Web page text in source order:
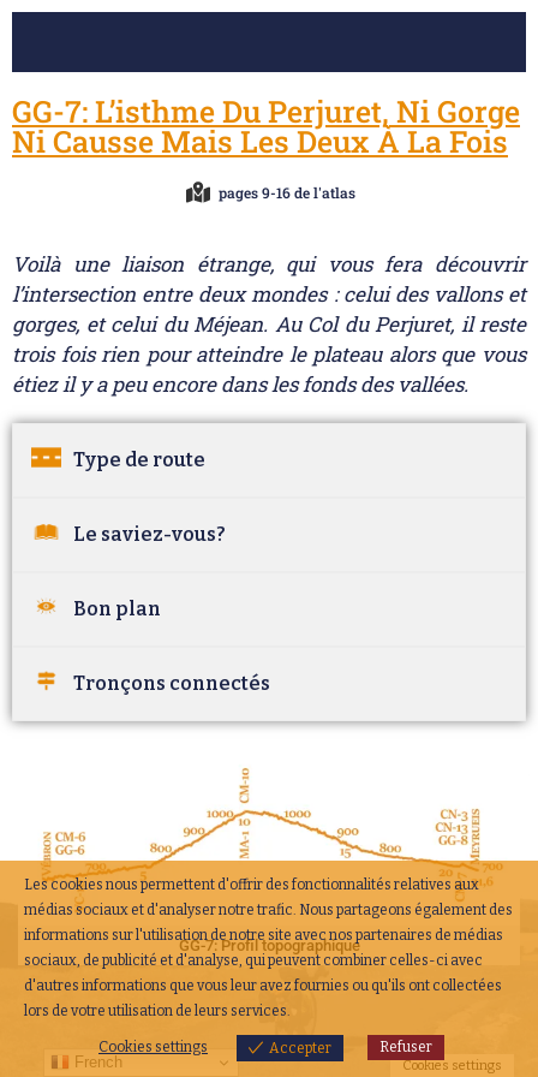
GG-7: L’isthme Du Perjuret, Ni Gorge
Ni Causse Mais Les Deux À La Fois
pages 9-16 de l'atlas
Voilà une liaison étrange, qui vous fera découvrir
l’intersection entre deux mondes : celui des vallons et
gorges, et celui du Méjean. Au Col du Perjuret, il reste
trois fois rien pour atteindre le plateau alors que vous
étiez il y a peu encore dans les fonds des vallées.
Type de route
Le saviez-vous?
Bon plan
Tronçons connectés
GG-7: Profil topographique
French
Les cookies nous permettent d'offrir des fonctionnalités relatives aux
médias sociaux et d'analyser notre trafic. Nous partageons également des
informations sur l'utilisation de notre site avec nos partenaires de médias
sociaux, de publicité et d'analyse, qui peuvent combiner celles-ci avec
d'autres informations que vous leur avez fournies ou qu'ils ont collectées
lors de votre utilisation de leurs services.
Cookies settings Accepter Refuser
Cookies settings